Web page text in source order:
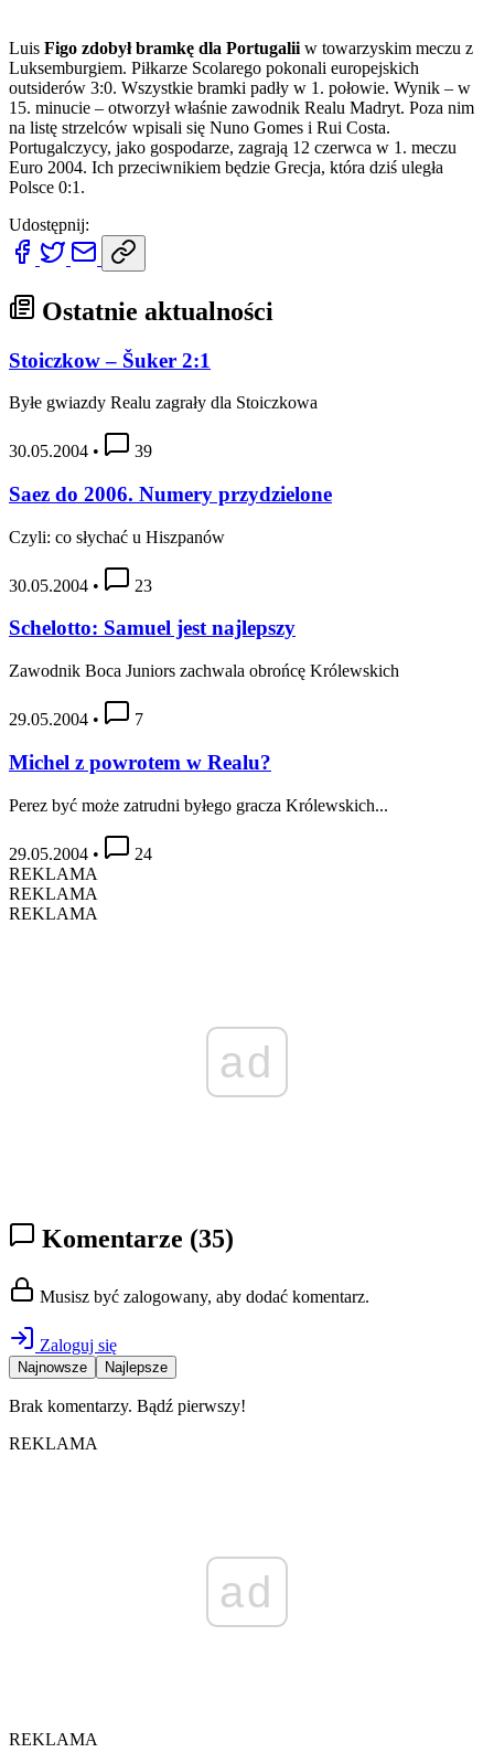
Luis Figo zdobył bramkę dla Portugalii w towarzyskim meczu z
Luksemburgiem. Piłkarze Scolarego pokonali europejskich
outsiderów 3:0. Wszystkie bramki padły w 1. połowie. Wynik – w
15. minucie – otworzył właśnie zawodnik Realu Madryt. Poza nim
na listę strzelców wpisali się Nuno Gomes i Rui Costa.
Portugalczycy, jako gospodarze, zagrają 12 czerwca w 1. meczu
Euro 2004. Ich przeciwnikiem będzie Grecja, która dziś uległa
Polsce 0:1.
Udostępnij:
Ostatnie aktualności
Stoiczkow – Šuker 2:1
Byłe gwiazdy Realu zagrały dla Stoiczkowa
30.05.2004 • 39
Saez do 2006. Numery przydzielone
Czyli: co słychać u Hiszpanów
30.05.2004 • 23
Schelotto: Samuel jest najlepszy
Zawodnik Boca Juniors zachwala obrońcę Królewskich
29.05.2004 • 7
Michel z powrotem w Realu?
Perez być może zatrudni byłego gracza Królewskich...
29.05.2004 •
24
REKLAMA
REKLAMA
REKLAMA
ad
Komentarze (35)
Musisz być zalogowany, aby dodać komentarz.
Zaloguj się
Najnowsze Najlepsze
Brak komentarzy. Bądź pierwszy!
REKLAMA
ad
REKLAMA